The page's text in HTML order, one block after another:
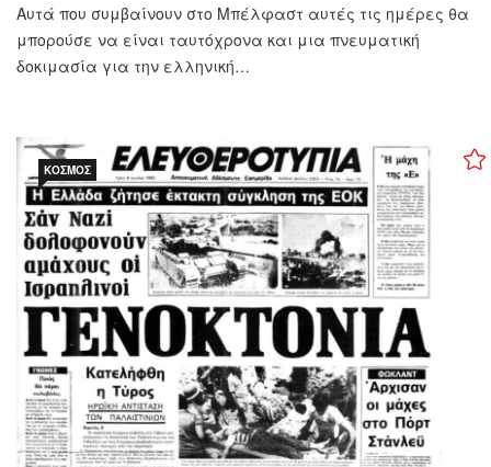
Αυτά που συμβαίνουν στο Μπέλφαστ αυτές τις ημέρες θα
μπορούσε να είναι ταυτόχρονα και μια πνευματική
δοκιμασία για την ελληνική…
ΚΌΣΜΟΣ